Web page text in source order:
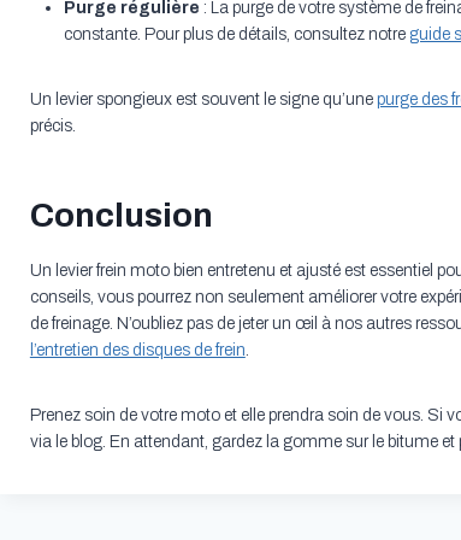
Purge régulière : La purge de votre système de
constante. Pour plus de détails, consultez notre guide
Un levier spongieux est souvent le signe qu’une purge des
précis.
Conclusion
Un levier frein moto bien entretenu et ajusté est essentiel
conseils, vous pourrez non seulement améliorer votre
de freinage. N’oubliez pas de jeter un œil à nos autres
l’entretien des disques de frein.
Prenez soin de votre moto et elle prendra soin de vous. Si
via le blog. En attendant, gardez la gomme sur le bitume et